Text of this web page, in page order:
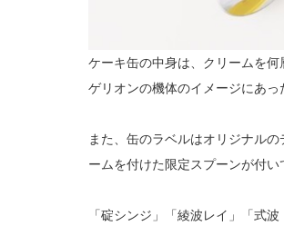
ケーキ缶の中身は、クリームを
ゲリオンの機体のイメージにあっ
また、缶のラベルはオリジナル
ームを付けた限定スプーンが付い
「碇シンジ」「綾波レイ」「式